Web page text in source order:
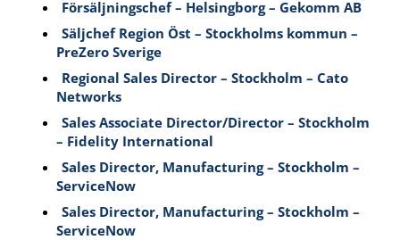
Försäljningschef – Helsingborg – Gekomm AB
Säljchef Region Öst – Stockholms kommun –
PreZero Sverige
Regional Sales Director – Stockholm – Cato
Networks
Sales Associate Director/Director – Stockholm
– Fidelity International
Sales Director, Manufacturing – Stockholm –
ServiceNow
Sales Director, Manufacturing – Stockholm –
ServiceNow